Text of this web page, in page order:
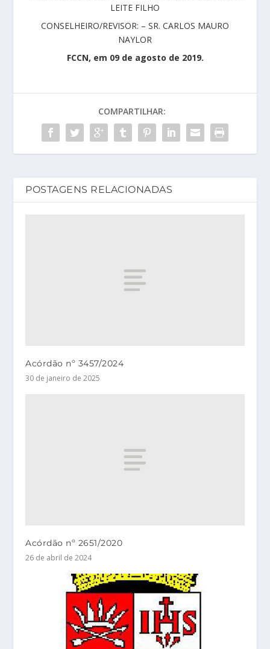
LEITE FILHO
CONSELHEIRO/REVISOR: – SR. CARLOS MAURO
NAYLOR
FCCN, em 09 de agosto de 2019.
COMPARTILHAR:
POSTAGENS RELACIONADAS
Acórdão nº 3457/2024
30 de janeiro de 2025
Acórdão nº 2651/2020
26 de abril de 2024